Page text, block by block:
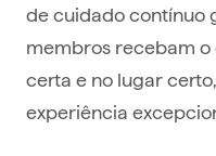
de cuidado contínuo
membros recebam
certa e no lugar
experiência